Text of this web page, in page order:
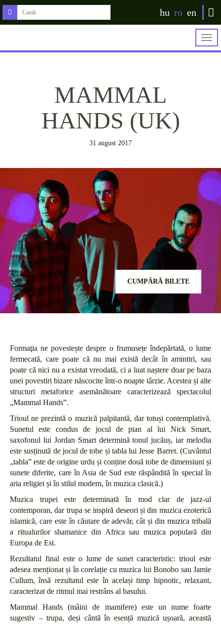
hu ro en
MAMMAL
HANDS (UK)
31 august 2017
CUMPĂRĂ BILETE
Formaţia ne povestește despre o frumusețe îndepărtată, o lume
fermecată, care poate că nu mai există decât în amintiri, sau
poate că nici nu a existat vreodată, ci a luat naștere doar pe baza
unei povestiri bizare născocite într-o noapte târzie. Acestea și alte
structuri metaforice asemănătoare caracterizează spectacolul
„Mammal Hands”.
Trioul ne prezintă o muzică palpitantă, dar totuși contemplativă.
Sunetul este condus de jocul de pian al lui Nick Smart,
saxofonul lui Jordan Smart determină tonul jucăuș, iar melodia
este susținută de jocul de tobe și tabla lui Jesse Barret. (Cuvântul
„tabla” este de origine urdu și conține două tobe de dimensiuni și
sunete diferite, care în Asia de Sud este răspândită în special în
aria religiei și în stilul modern, în muzica clasică.)
Muzica trupei este determinată în mod clar de jazz-ul
contemporan, dar trupa se inspiră deseori și din muzica ezoterică
islamică, care este în căutare de adevăr, cât și din muzica tribală
a ritualurilor shamanice din Africa sau muzica populară din
Europa de Est.
Rezultatul final este o lume de sunet caracteristic: trioul este
adesea menționat și în corelație cu muzica lui Bonobo sau Jamie
Cullum, însă rezultatul este în același timp hipnotic, relaxant,
caracterizat de ritmul mai restrâns al basului.
Mammal Hands (mâini de mamifere) este un nume foarte
sugestiv – trupa, deși cântă în esență muzică ușoară, această